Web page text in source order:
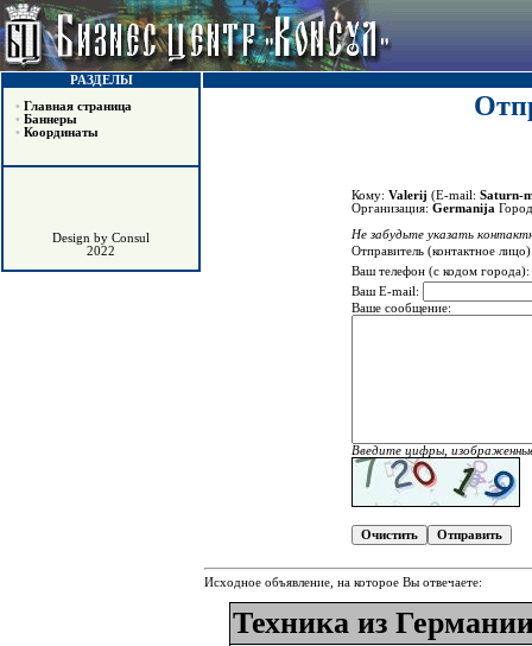
РАЗДЕЛЫ
• Главная страница
• Баннеры
• Координаты
Design by Consul
2022
Кому: Valerij (E-mail: Saturn-
Организация: Germanija
Не забудьте указать
Отправитель (контактное
Ваш телефон (с кодом города):
Ваш E-mail:
Ваше сообщение:
Введите цифры,
Исходное объявление, на которое Вы отвечаете:
Техника из